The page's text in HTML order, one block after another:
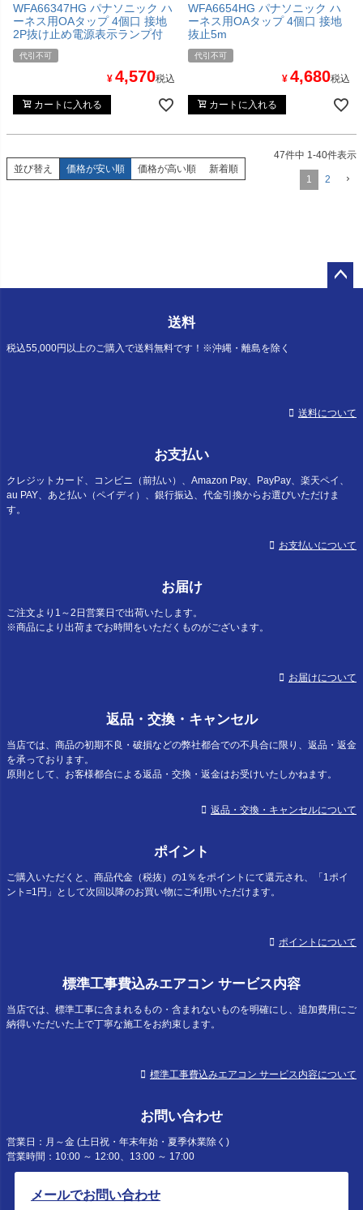
WFA66347HG パナソニック ハ
ーネス用OAタップ 4個口 接地
2P抜け止め電源表示ランプ付
代引不可
¥ 4,570税込
カートに入れる
WFA6654HG パナソニック ハ
ーネス用OAタップ 4個口 接地
抜止5m
代引不可
¥ 4,680税込
カートに入れる
並び替え 価格が安い順 価格が高い順 新着順
47件中 1 -40件表示
1 2
送料
税込55,000円以上のご購入で送料無料です！※沖縄・離島を除く
送料について
お支払い
クレジットカード、コンビニ（前払い）、Amazon Pay、PayPay、楽天ペイ、
au PAY、あと払い（ペイディ）、銀行振込、代金引換からお選びいただけま
す。
お支払いについて
お届け
ご注文より1～2日営業日で出荷いたします。
※商品により出荷までお時間をいただくものがございます。
お届けについて
返品・交換・キャンセル
当店では、商品の初期不良・破損などの弊社都合での不具合に限り、返品・返金
を承っております。
原則として、お客様都合による返品・交換・返金はお受けいたしかねます。
返品・交換・キャンセルについて
ポイント
ご購入いただくと、商品代金（税抜）の1％をポイントにて還元され、「1ポイ
ント=1円」として次回以降のお買い物にご利用いただけます。
ポイントについて
標準工事費込みエアコン サービス内容
当店では、標準工事に含まれるもの・含まれないものを明確にし、追加費用にご
納得いただいた上で丁寧な施工をお約束します。
標準工事費込みエアコン サービス内容について
お問い合わせ
営業日：月～金 (土日祝・年末年始・夏季休業除く)
営業時間：10:00 ～ 12:00、13:00 ～ 17:00
メールでお問い合わせ